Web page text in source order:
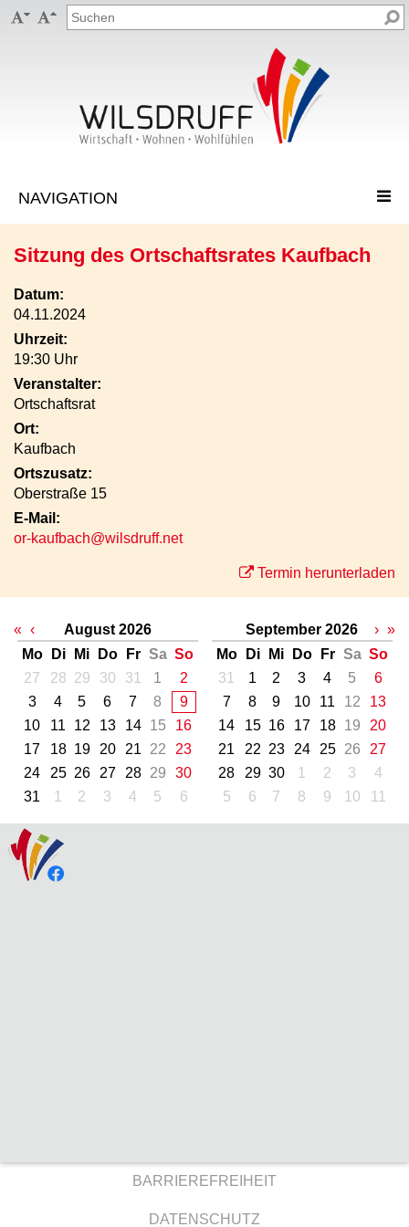
 
Sitzung des Ortschaftsrates Kaufbach
Datum:
04.11.2024
Uhrzeit:
19:30 Uhr
Veranstalter:
Ortschaftsrat
Ort:
Kaufbach
Ortszusatz:
Oberstraße 15
E-Mail:
or-kaufbach@wilsdruff.net
Termin herunterladen
« ‹
August 2026
Mo
Di Mi Do Fr Sa So
27
28 29 30 31 1
2
3
4 5 6 7 8
9
10
11 12 13 14 15
16
17
18 19 20 21 22
23
24
25 26 27 28 29
30
31
1 2 3 4 5 6
September 2026
Mo
Di Mi Do Fr Sa So
31
1 2 3 4 5
6
7
8 9 10 11 12
13
14
15 16 17 18 19
20
21
22 23 24 25 26
27
28
29 30 1 2 3
4
5
6 7 8 9 10 11
› »
BARRIEREFREIHEIT
DATENSCHUTZ